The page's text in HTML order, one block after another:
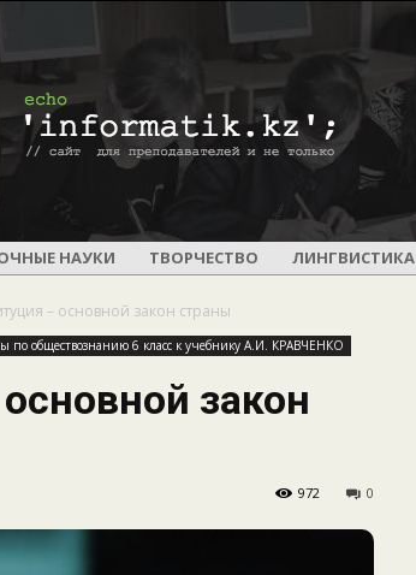
ПОУРОЧНОЕ
И
НАУКИ ТВОРЧЕСТВО ЛИНГВИСТИКА
– основной закон страны
по обществознанию 6 класс к учебнику А.И. КРАВЧЕНКО
закон
0
972